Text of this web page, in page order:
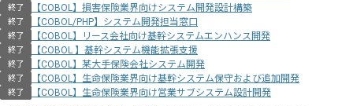
終了 【COBOL】損害保険業界向けシステム開発設計構築
終了 【COBOL/PHP】システム開発担当窓口
終了 【COBOL】リース会社向け基幹システムエンハンス開発
終了 【COBOL 】基幹システム機能拡張支援
終了 【COBOL】某大手保険会社システム開発
終了 【COBOL】生命保険業界向け基幹システム保守および追加開発
終了
【COBOL】生命保険業界向け営業サブシステム設計開発